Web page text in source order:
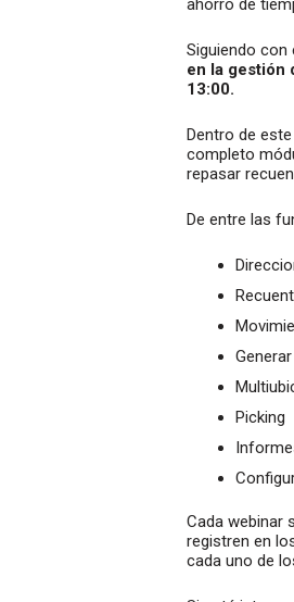
ahorro de
Siguiendo
en la gestión
13:00.
Dentro de
completo
repasar
De entre las
Picking
Cada webinar
registren en
cada uno de